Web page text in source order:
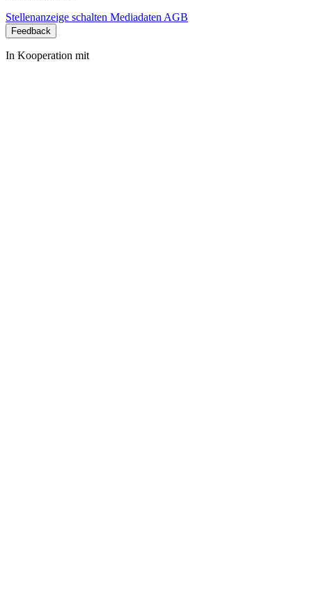
Stellenanzeige schalten Mediadaten AGB
Feedback
In Kooperation mit